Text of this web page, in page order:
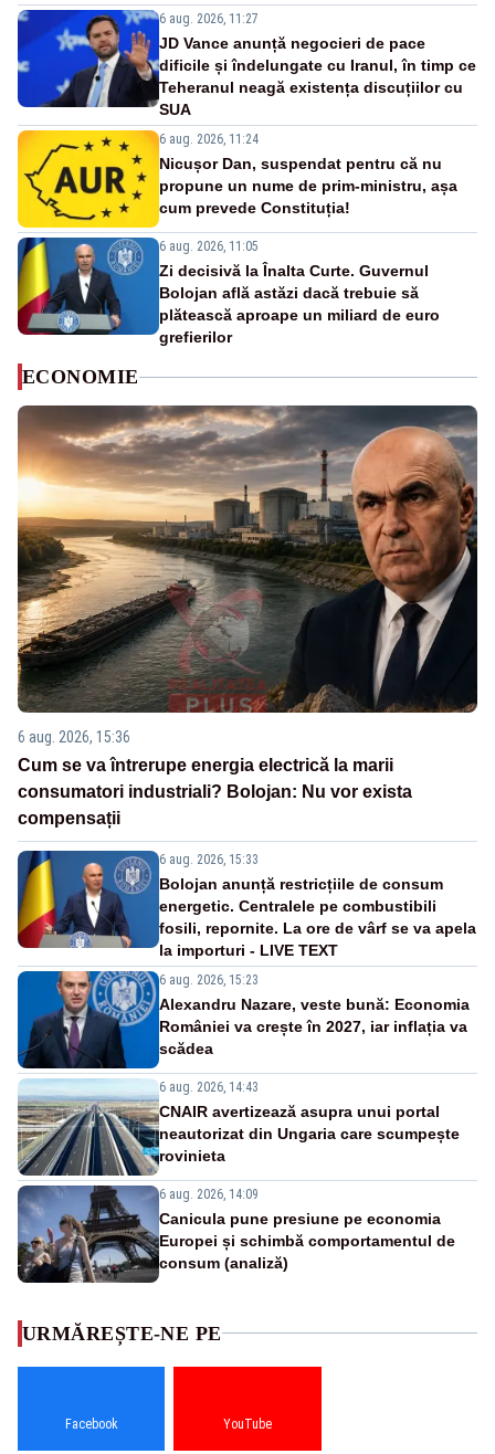
6 aug. 2026, 11:27
JD Vance anunță negocieri de pace
dificile și îndelungate cu Iranul, în timp ce
Teheranul neagă existența discuțiilor cu
SUA
6 aug. 2026, 11:24
Nicușor Dan, suspendat pentru că nu
propune un nume de prim-ministru, așa
cum prevede Constituția!
6 aug. 2026, 11:05
Zi decisivă la Înalta Curte. Guvernul
Bolojan află astăzi dacă trebuie să
plătească aproape un miliard de euro
grefierilor
ECONOMIE
6 aug. 2026, 15:36
Cum se va întrerupe energia electrică la marii
consumatori industriali? Bolojan: Nu vor exista
compensații
6 aug. 2026, 15:33
Bolojan anunță restricțiile de consum
energetic. Centralele pe combustibili
fosili, repornite. La ore de vârf se va apela
la importuri - LIVE TEXT
6 aug. 2026, 15:23
Alexandru Nazare, veste bună: Economia
României va crește în 2027, iar inflația va
scădea
6 aug. 2026, 14:43
CNAIR avertizează asupra unui portal
neautorizat din Ungaria care scumpește
rovinieta
6 aug. 2026, 14:09
Canicula pune presiune pe economia
Europei și schimbă comportamentul de
consum (analiză)
URMĂREȘTE-NE PE
Facebook YouTube